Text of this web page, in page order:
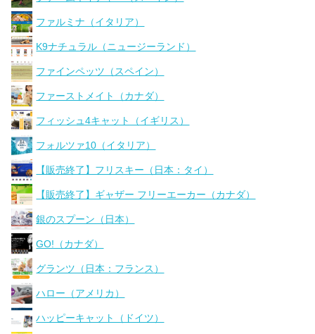
ファルミナ（イタリア）
K9ナチュラル（ニュージーランド）
ファインペッツ（スペイン）
ファーストメイト（カナダ）
フィッシュ4キャット（イギリス）
フォルツァ10（イタリア）
【販売終了】フリスキー（日本：タイ）
【販売終了】ギャザー フリーエーカー（カナダ）
銀のスプーン（日本）
GO!（カナダ）
グランツ（日本：フランス）
ハロー（アメリカ）
ハッピーキャット（ドイツ）